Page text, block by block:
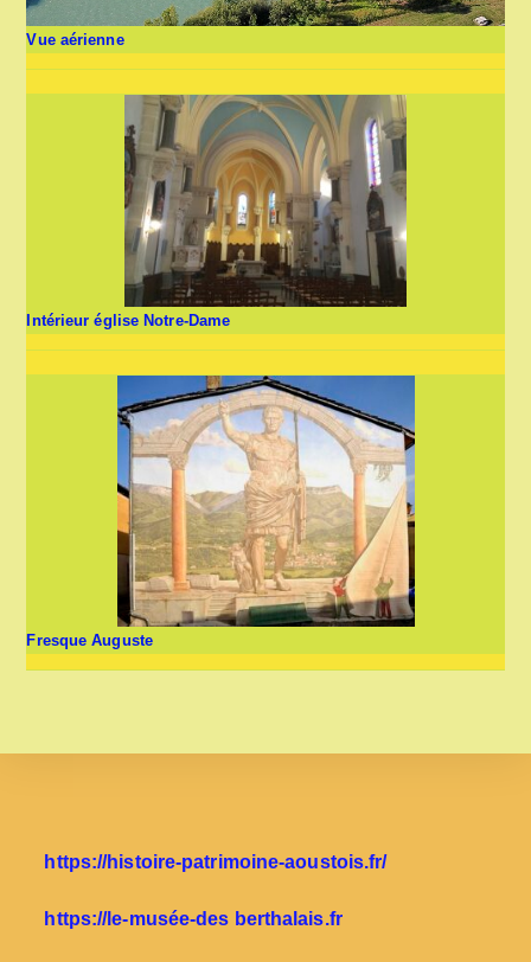
Vue aérienne
Intérieur église Notre-Dame
Fresque Auguste
https://histoire-patrimoine-aoustois.fr/
https://le-musée-des berthalais.fr